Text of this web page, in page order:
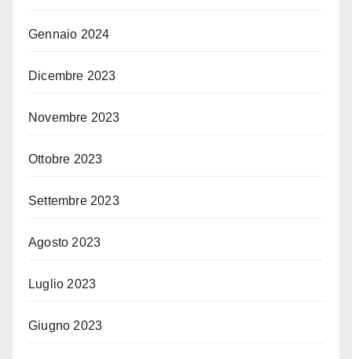
Gennaio 2024
Dicembre 2023
Novembre 2023
Ottobre 2023
Settembre 2023
Agosto 2023
Luglio 2023
Giugno 2023